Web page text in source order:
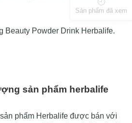
Beauty Powder Drink Herbalife.
sản phẩm herbalife
phẩm Herbalife được bán với
Sản phẩm đã xem